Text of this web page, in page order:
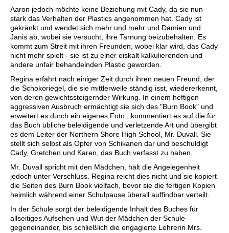
Aaron jedoch möchte keine Beziehung mit Cady, da sie nun
stark das Verhalten der Plastics angenommen hat. Cady ist
gekränkt und wendet sich mehr und mehr und Damien und
Janis ab, wobei sie versucht, ihre Tarnung beizubehalten. Es
kommt zum Streit mit ihren Freunden, wobei klar wird, das Cady
nicht mehr spielt - sie ist zu einer eiskalt kalkulierenden und
andere unfair behandelnden Plastic geworden.
Regina erfährt nach einiger Zeit durch ihren neuen Freund, der
die Schokoriegel, die sie mittlerweile ständig isst, wiedererkennt,
von deren gewichtssteigernder Wirkung. In einem heftigen
aggressiven Ausbruch ermächtigt sie sich des "Burn Book" und
erweitert es durch ein eigenes Foto , kommentiert es auf die für
das Buch übliche beleidigende und verletzende Art und übergibt
es dem Leiter der Northern Shore High School, Mr. Duvall. Sie
stellt sich selbst als Opfer von Schikanen dar und beschuldigt
Cady, Gretchen und Karen, das Buch verfasst zu haben.
Mr. Duvall spricht mit den Mädchen, hält die Angelegenheit
jedoch unter Verschluss. Regina reicht dies nicht und sie kopiert
die Seiten des Burn Book vielfach, bevor sie die fertigen Kopien
heimlich während einer Schulpause überall auffindbar verteilt.
In der Schule sorgt der beleidigende Inhalt des Buches für
allseitiges Aufsehen und Wut der Mädchen der Schule
gegeneinander, bis schließlich die engagierte Lehrerin Mrs.